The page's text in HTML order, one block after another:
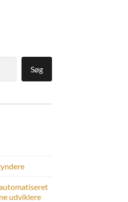
Søg
udviklere